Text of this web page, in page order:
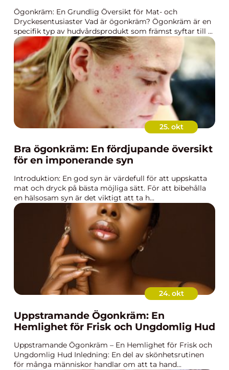
Ögonkräm: En Grundlig Översikt för Mat- och
Dryckesentusiaster Vad är ögonkräm? Ögonkräm är en
specifik typ av hudvårdsprodukt som främst syftar till ...
25. okt
Bra ögonkräm: En fördjupande översikt
för en imponerande syn
Introduktion: En god syn är värdefull för att uppskatta
mat och dryck på bästa möjliga sätt. För att bibehålla
en hälsosam syn är det viktigt att ta h...
24. okt
Uppstramande Ögonkräm: En
Hemlighet för Frisk och Ungdomlig Hud
Uppstramande Ögonkräm – En Hemlighet för Frisk och
Ungdomlig Hud Inledning: En del av skönhetsrutinen
för många människor handlar om att ta hand...